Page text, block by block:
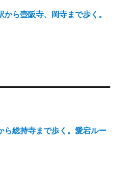
から壺阪寺、岡寺まで歩く。
ら総持寺まで歩く。愛宕ルー